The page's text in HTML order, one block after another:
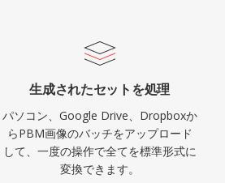
生成されたセットを処理
パソコン、Google Drive、Dropboxか
らPBM画像のバッチをアップロード
して、一度の操作で全てを標準形式に
変換できます。